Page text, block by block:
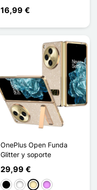
16,99 €
OnePlus Open Funda
Glitter y soporte
29,99 €
NegroBlanco
Oro Morado claro